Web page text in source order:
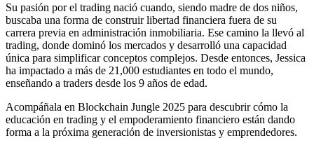
Su pasión por el trading nació cuando, siendo madre de dos niños,
buscaba una forma de construir libertad financiera fuera de su
carrera previa en administración inmobiliaria. Ese camino la llevó al
trading, donde dominó los mercados y desarrolló una capacidad
única para simplificar conceptos complejos. Desde entonces, Jessica
ha impactado a más de 21,000 estudiantes en todo el mundo,
enseñando a traders desde los 9 años de edad.
Acompáñala en Blockchain Jungle 2025 para descubrir cómo la
educación en trading y el empoderamiento financiero están dando
forma a la próxima generación de inversionistas y emprendedores.